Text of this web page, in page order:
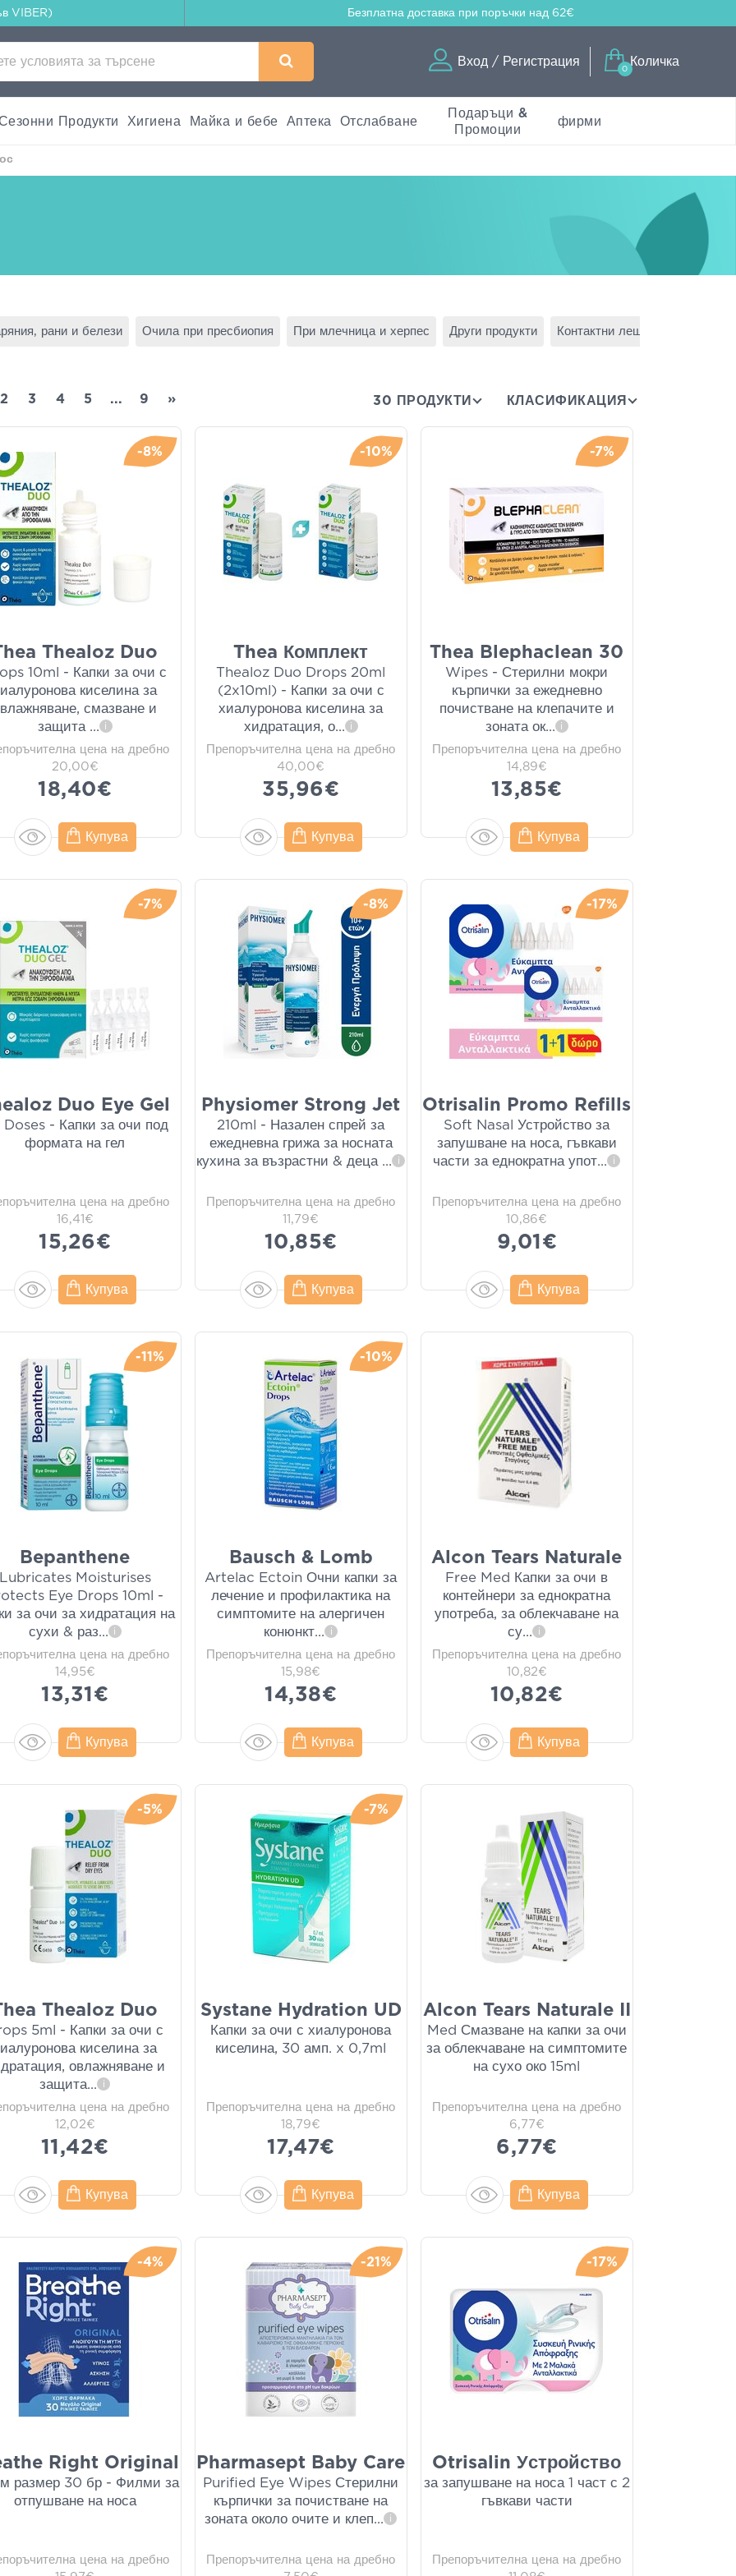
VIBER) Безплатна доставка при поръчки над 62€
Вход / Регистрация
0
Количка
Продукти Хигиена Майка и бебе Аптека Отслабване
Подаръци &
Промоции
фирми
рани и белези Очила при пресбиопия При млечница и херпес Други продукти Контактни лещи
2 3 4 5 ... 9 » 30 ПРОДУКТИ КЛАСИФИКАЦИЯ
-8%
Thealoz Duo
10ml - Капки за очи с
киселина за
смазване и
защита ... i
цена на дребно
20,00€
18,40€
Купува
-10%
Thea Комплект
Thealoz Duo Drops 20ml
(2x10ml) - Капки за очи с
хиалуронова киселина за
хидратация, о... i
Препоръчителна цена на дребно
40,00€
35,96€
Купува
-7%
Thea Blephaclean 30
Wipes - Стерилни мокри
кърпички за ежедневно
почистване на клепачите и
зоната ок... i
Препоръчителна цена на дребно
14,89€
13,85€
Купува
-7%
Duo Eye Gel
- Капки за очи под
формата на гел
цена на дребно
16,41€
15,26€
Купува
-8%
Physiomer Strong Jet
210ml - Назален спрей за
ежедневна грижа за носната
кухина за възрастни & деца ... i
Препоръчителна цена на дребно
11,79€
10,85€
Купува
-17%
Otrisalin Promo Refills
Soft Nasal Устройство за
запушване на носа, гъвкави
части за еднократна упот... i
Препоръчителна цена на дребно
10,86€
9,01€
Купува
-11%
Bepanthene
Lubricates Moisturises
Eye Drops 10ml -
за очи за хидратация на
сухи & раз... i
цена на дребно
14,95€
13,31€
Купува
-10%
Bausch & Lomb
Artelac Ectoin Очни капки за
лечение и профилактика на
симптомите на алергичен
конюнкт... i
Препоръчителна цена на дребно
15,98€
14,38€
Купува
Alcon Tears Naturale
Free Med Капки за очи в
контейнери за еднократна
употреба, за облекчаване на
су... i
Препоръчителна цена на дребно
10,82€
10,82€
Купува
-5%
Thealoz Duo
5ml - Капки за очи с
киселина за
овлажняване и
защита... i
цена на дребно
12,02€
11,42€
Купува
-7%
Systane Hydration UD
Капки за очи с хиалуронова
киселина, 30 амп. x 0,7ml
Препоръчителна цена на дребно
18,79€
17,47€
Купува
Alcon Tears Naturale II
Med Смазване на капки за очи
за облекчаване на симптомите
на сухо око 15ml
Препоръчителна цена на дребно
6,77€
6,77€
Купува
-4%
Right Original
размер 30 бр - Филми за
отпушване на носа
цена на дребно
-21%
Pharmasept Baby Care
Purified Eye Wipes Стерилни
кърпички за почистване на
зоната около очите и клеп... i
Препоръчителна цена на дребно
-17%
Otrisalin Устройство
за запушване на носа 1 част с 2
гъвкави части
Препоръчителна цена на дребно